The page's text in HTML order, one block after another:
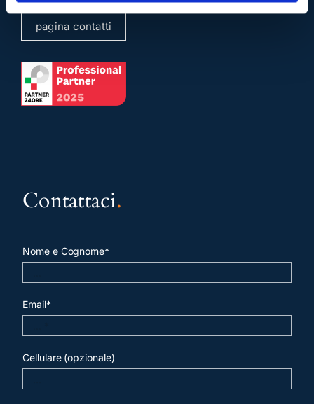
pagina contatti
Contattaci.
Nome e Cognome*
Email*
Cellulare (opzionale)